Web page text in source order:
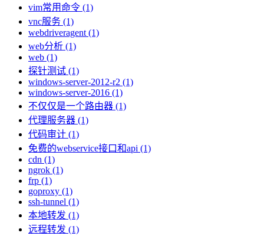
vim常用命令 (1)
vnc服务 (1)
webdriveragent (1)
web分析 (1)
web (1)
探针测试 (1)
windows-server-2012-r2 (1)
windows-server-2016 (1)
不仅仅是一个路由器 (1)
代理服务器 (1)
代码审计 (1)
免费的webservice接口和api (1)
cdn (1)
ngrok (1)
frp (1)
goproxy (1)
ssh-tunnel (1)
本地转发 (1)
远程转发 (1)